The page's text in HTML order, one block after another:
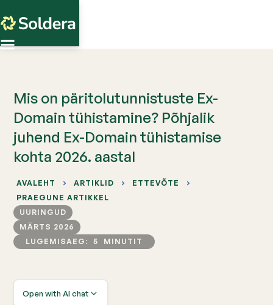
AVALEHT ARTIKLID
ETTEVÕTE
PRAEGUNE ARTIKKEL
UURINGUD
MÄRTS 2026
LUGEMISAEG:
5 MINUTIT
Open with AI chat
Mis on päritolutunnistuste Ex-
Domain tühistamine? Põhjalik
juhend Ex-Domain tühistamise
kohta 2026. aastal